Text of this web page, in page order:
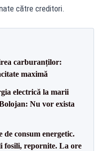
către creditori.
carburanților:
maximă
electrică la marii
Nu vor exista
consum energetic.
fosili, repornite. La ore